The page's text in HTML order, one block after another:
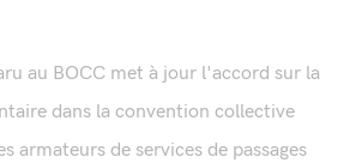
au BOCC met à jour l'accord sur la
dans la convention collective
armateurs de services de passages